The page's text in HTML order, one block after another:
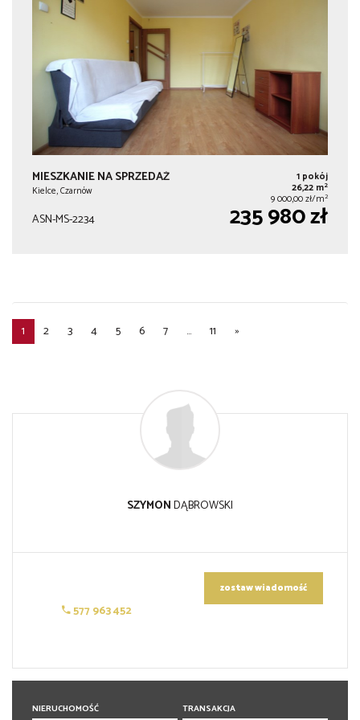
MIESZKANIE NA SPRZEDAŻ
Kielce, Czarnów
1 pokój
26,22 m2
9 000,00 zł/m2
ASN-MS-2234 235 980 zł
1 2 3 4 5 6 7 ... 11 »
SZYMONDĄBROWSKI
577 963 452
zostaw wiadomość
NIERUCHOMOŚĆ TRANSAKCJA